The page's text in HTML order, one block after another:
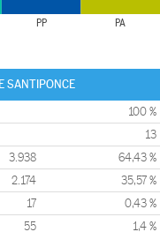
PP PA
SANTIPONCE
100 %
13
3.938 64,43 %
2.174 35,57 %
17 0,43 %
55 1,4 %